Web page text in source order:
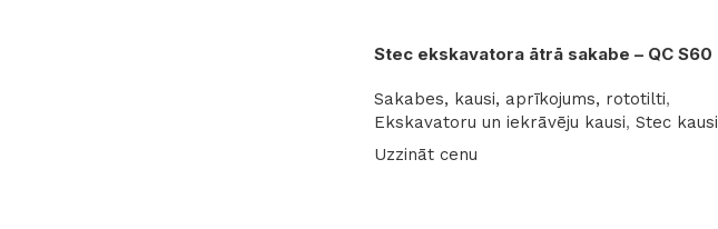
Stec ekskavatora ātrā sakabe – QC S60
Sakabes, kausi, aprīkojums, rototilti,
Ekskavatoru un iekrāvēju kausi, Stec kausi
Uzzināt cenu